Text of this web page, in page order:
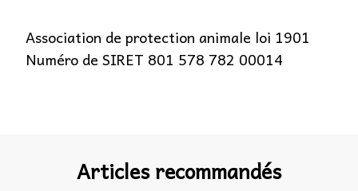
Association de protection animale loi 1901
Numéro de SIRET 801 578 782 00014
Articles recommandés